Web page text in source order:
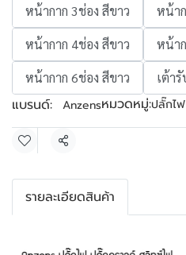
หน้ากาก 3ช่อง สีขาว
หน้า
หน้ากาก 4ช่อง สีขาว
หน้า
หน้ากาก 6ช่อง สีขาว
เต้า
แบรนด์: Anzensหมวดหมู่:ปลั๊กไ
แชร์
รายละเอียดสินค้า